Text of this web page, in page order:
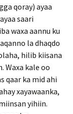
qoray) ayaa
saari
waxa aannu ku
la dhaqdo
hilib kiisana
Waxa kale oo
qaar ka mid ahi
xayawaanka,
yihiin.